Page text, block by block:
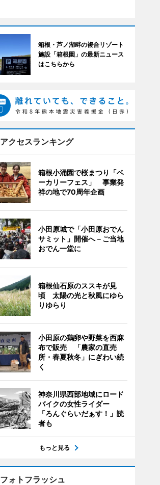
箱根・芦ノ湖畔の複合リゾート
施設「箱根園」の最新ニュース
はこちらから
アクセスランキング
箱根小涌園で桜まつり「ベ
ーカリーフェス」 事業発
祥の地で70周年企画
小田原城で「小田原おでん
サミット」開催へ－ご当地
おでん一堂に
箱根仙石原のススキが見
頃 太陽の光と秋風にゆら
りゆらり
小田原の鶏卵や野菜を西麻
布で販売 「農家の直売
所・春夏秋冬」にぎわい続
く
神奈川県西部地域にロード
バイクの女性ライダー
「ろんぐらいだぁす！」読
者も
もっと見る
フォトフラッシュ